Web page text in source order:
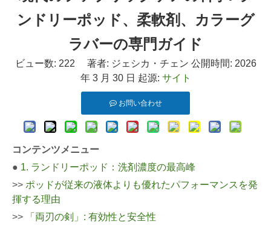
ンドリーポッド、柔軟剤、カラーグ
ラバーの専門ガイド
ビュー数: 222 著者: ジェシカ・チェン 公開時間: 2026
年 3 月 30 日 起源: サイト
お問い合わせ
コンテンツメニュー
● 1. ランドリーポッド：洗剤濃度の最高峰
>> ポッドが従来の液体よりも優れたパフォーマンスを発
揮する理由
>>
「両刃の剣」: 有効性と安全性